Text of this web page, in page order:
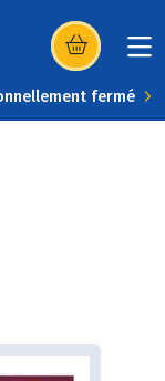
(s’ouvre dans
fermé